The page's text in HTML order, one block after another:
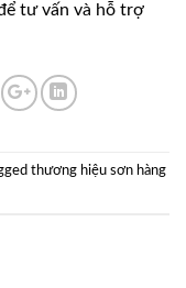
tư vấn và hỗ trợ
thương hiệu sơn hàng